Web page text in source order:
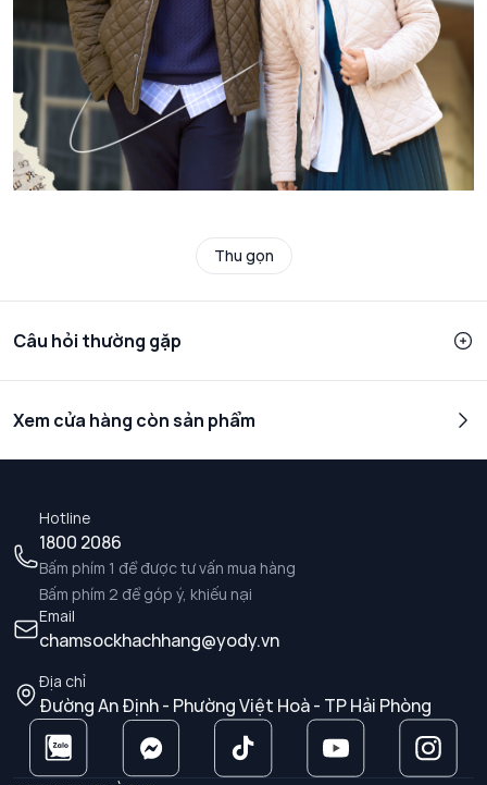
Thu gọn
Câu hỏi thường gặp
Xem cửa hàng còn sản phẩm
Hotline
1800 2086
Bấm phím 1 để được tư vấn mua hàng
Bấm phím 2 để góp ý, khiếu nại
Email
chamsockhachhang@yody.vn
Địa chỉ
Đường An Định - Phường Việt Hoà - TP Hải Phòng